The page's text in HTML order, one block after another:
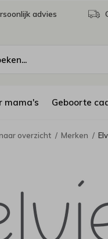
mama's Geboorte
advies
overzicht Merken